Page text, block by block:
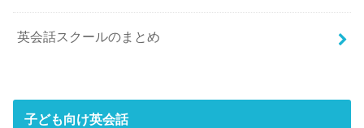
英会話スクールのまとめ
子ども向け英会話